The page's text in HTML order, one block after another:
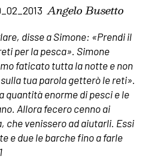
Angelo Busetto
disse a Simone: «Prendi il
per la pesca». Simone
faticato tutta la notte e non
tua parola getterò le reti».
quantità enorme di pesci e le
Allora fecero cenno ai
che venissero ad aiutarli. Essi
e due le barche fino a farle